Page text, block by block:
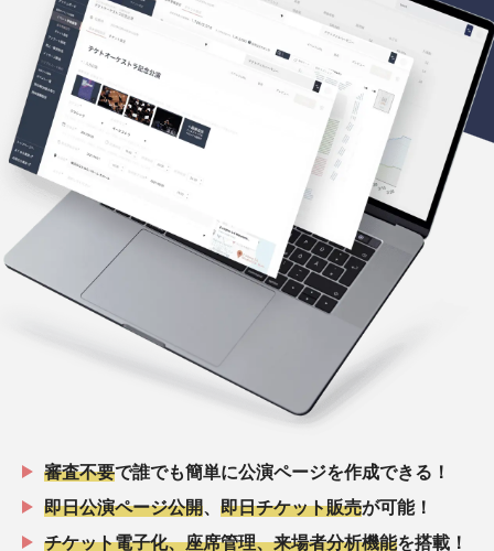
審査不要で誰でも簡単に公演ページを作成できる！
即日公演ページ公開
即日チケット販売が可能！
チケット電子化、座席管理、来場者分析機能を搭載！